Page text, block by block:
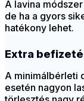
A lavina
de ha a gyors
hatékony lehet.
Extra
A minimálbérleti
esetén nagyon